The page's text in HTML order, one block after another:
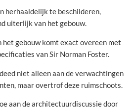
herhaaldelijk te beschilderen,
uiterlijk van het gebouw.
gebouw komt exact overeen met
van Sir Norman Foster.
niet alleen aan de verwachtingen
maar overtrof deze ruimschoots.
aan de architectuurdiscussie door